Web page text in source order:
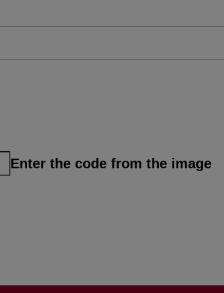
Enter the code from the image